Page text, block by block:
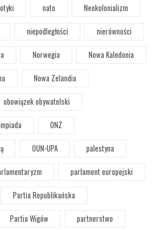
nato
Neokolonializm
niepodległości
nierówności
Norwegia
Nowa Kaledonia
Nowa Zelandia
obowiązek obywatelski
ONZ
OUN-UPA
palestyna
parlament europejski
Partia Republikańska
Partia Wigów
partnerstwo